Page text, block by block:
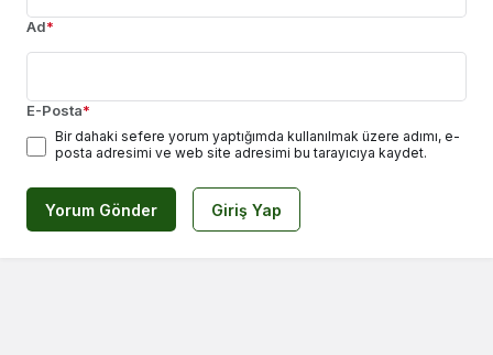
Ad*
E-Posta*
Bir dahaki sefere yorum yaptığımda kullanılmak üzere adımı, e-
posta adresimi ve web site adresimi bu tarayıcıya kaydet.
Yorum Gönder Giriş Yap